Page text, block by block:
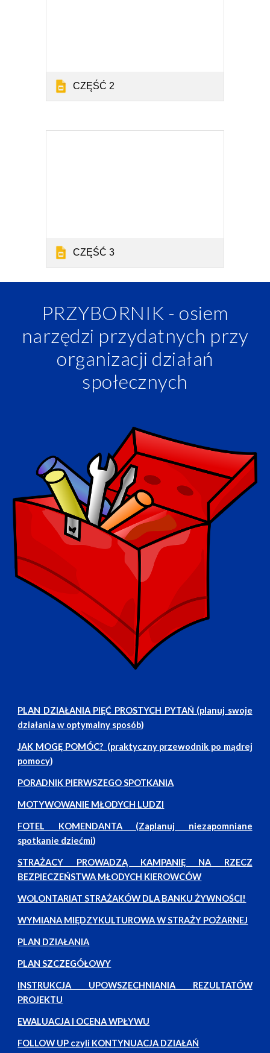
CZĘŚĆ 2
CZĘŚĆ 3
PRZYBORNIK - osiem
narzędzi przydatnych przy
organizacji działań
społecznych
PLAN DZIAŁANIA PIĘĆ PROSTYCH PYTAŃ (planuj swoje
działania w optymalny sposób)
JAK MOGĘ POMÓC? (praktyczny przewodnik po mądrej
pomocy)
PORADNIK PIERWSZEGO SPOTKANIA
MOTYWOWANIE MŁODYCH LUDZI
FOTEL KOMENDANTA (Zaplanuj niezapomniane
spotkanie dziećmi)
STRAŻACY PROWADZĄ KAMPANIĘ NA RZECZ
BEZPIECZEŃSTWA MŁODYCH KIEROWCÓW
WOLONTARIAT STRAŻAKÓW DLA BANKU ŻYWNOŚCI!
WYMIANA MIĘDZYKULTUROWA W STRAŻY POŻARNEJ
PLAN DZIAŁANIA
PLAN SZCZEGÓŁOWY
INSTRUKCJA UPOWSZECHNIANIA REZULTATÓW
PROJEKTU
EWALUACJA I OCENA WPŁYWU
FOLLOW UP czyli KONTYNUACJA DZIAŁAŃ